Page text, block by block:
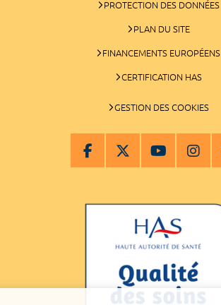
PROTECTION DES DONNÉES
PLAN DU SITE
FINANCEMENTS EUROPÉENS
CERTIFICATION HAS
GESTION DES COOKIES